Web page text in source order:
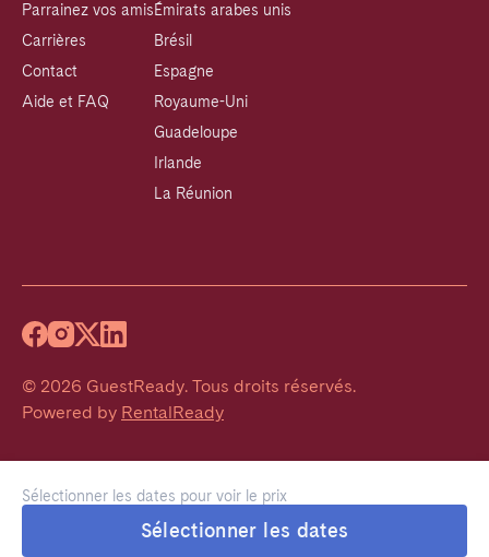
Sélectionner les dates pour voir le prix
Sélectionner les dates
Parrainez vos amis
Carrières
Contact
Aide et FAQ
Émirats arabes unis
Brésil
Espagne
Royaume-Uni
Guadeloupe
Irlande
La Réunion
© 2026 GuestReady. Tous droits réservés.
Powered by RentalReady